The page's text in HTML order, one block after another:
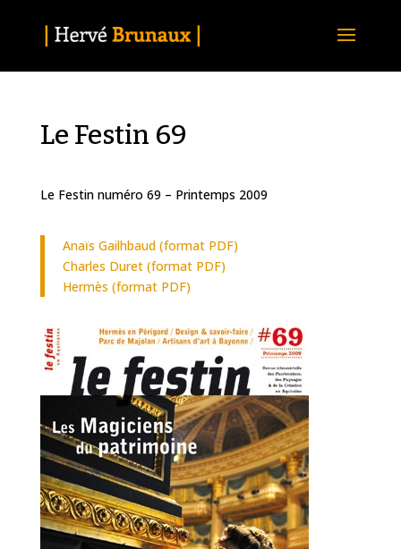
Le Festin 69
Le Festin numéro 69 – Printemps 2009
Anaïs Gailhbaud (format PDF)
Charles Duret (format PDF)
Hermès (format PDF)